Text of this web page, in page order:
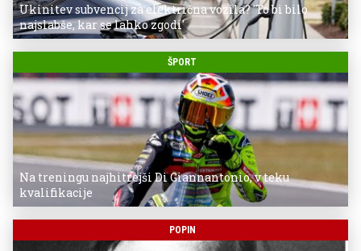
Ukinitev subvencij za električna vozila? 'To bi bilo
najslabše, kar se lahko zgodi'
ŠPORT
Na treningu najhitrejši Di Giannantonio, v teku
kvalifikacije
POPIN